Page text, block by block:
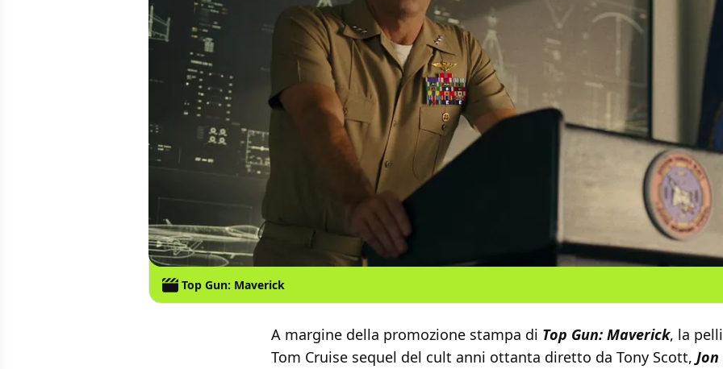
Top Gun: Maverick
A margine della promozione stampa di Top Gun: Maverick, la
Tom Cruise sequel del cult anni ottanta diretto da Tony Scott,